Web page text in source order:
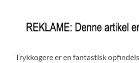
Trykkogere er en fantastisk